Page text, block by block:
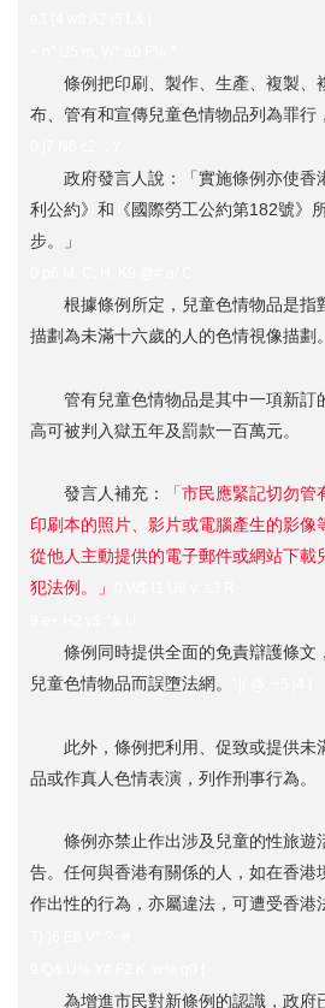
條例把印刷、製作、生產、複製、
布、管有和宣傳兒童色情物品列為罪行
政府發言人說：「實施條例亦使香
利公約》和《國際勞工公約第182號》
步。」
根據條例所定，兒童色情物品是指
描劃為未滿十六歲的人的色情視像描劃。
管有兒童色情物品是其中一項新訂
高可被判入獄五年及罰款一百萬元。
發言人補充：
「市民應緊記切勿
印刷本的照片、影片或電腦產生的影像
從他人主動提供的電子郵件或網站下載
犯法例。」
條例同時提供全面的免責辯護條文
兒童色情物品而誤墮法網。
此外，條例把利用、促致或提供未
品或作真人色情表演，列作刑事行為。
條例亦禁止作出涉及兒童的性旅遊
告。任何與香港有關係的人，如在香港
作出性的行為，亦屬違法，可遭受香港
為增進市民對新條例的認識，政府